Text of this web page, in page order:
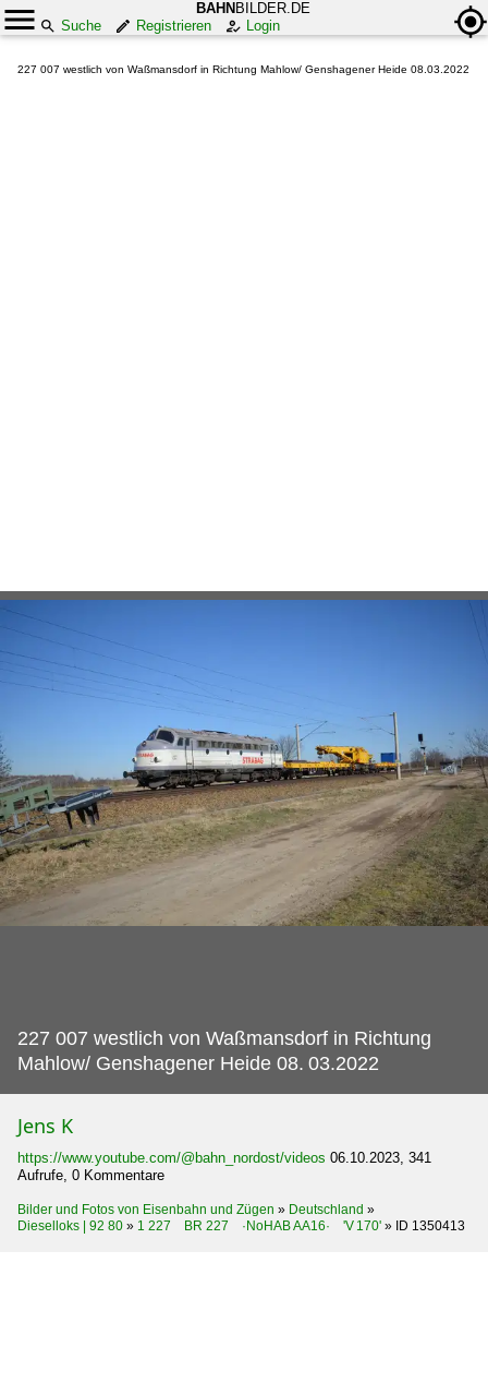
BAHN BILDER.DE
Suche
Registrieren Login
227 007 westlich von Waßmansdorf in Richtung Mahlow/ Genshagener Heide 08.03.2022
227 007 westlich von Waßmansdorf in Richtung
Mahlow/ Genshagener Heide 08. 03.2022
Jens K
https://www.youtube.com/@bahn_nordost/videos 06.10.2023, 341
Aufrufe, 0 Kommentare
Bilder und Fotos von Eisenbahn und Zügen » Deutschland »
Dieselloks | 92 80 » 1 227 BR 227 ·NoHAB AA16· 'V 170' » ID 1350413